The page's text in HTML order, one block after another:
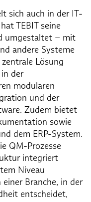
sich auch in der IT-
TEBIT seine
umgestaltet – mit
andere Systeme
Lösung
der
modularen
und der
Zudem bietet
sowie
dem ERP-System.
QM-Prozesse
integriert
Niveau
Branche, in der
entscheidet,